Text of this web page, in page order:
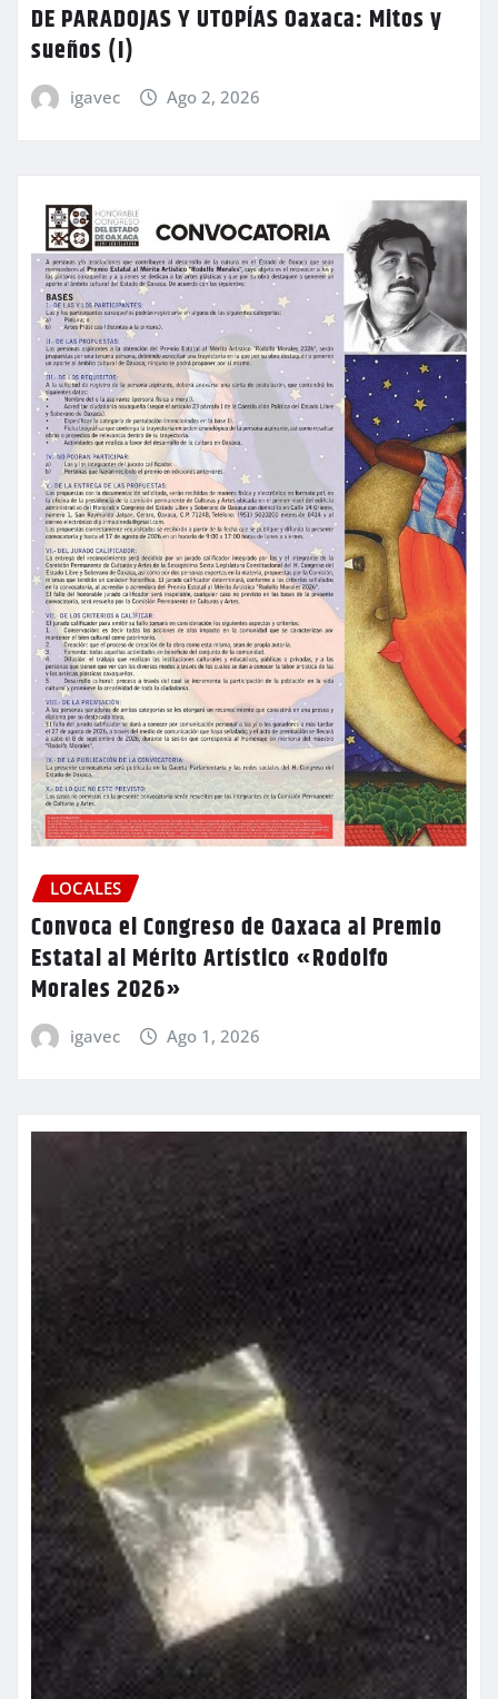
DE PARADOJAS Y UTOPÍAS Oaxaca: Mitos y
sueños (I)
igavec Ago 2, 2026
LOCALES
Convoca el Congreso de Oaxaca al Premio
Estatal al Mérito Artístico «Rodolfo
Morales 2026»
igavec Ago 1, 2026